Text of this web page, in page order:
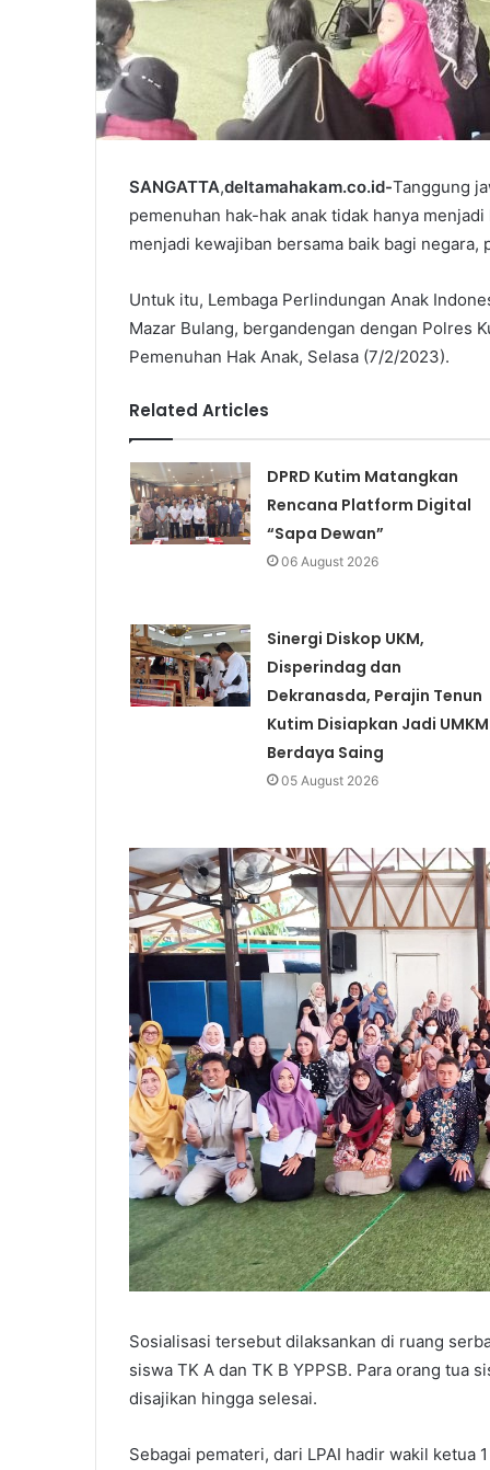
SANGATTA,deltamahakam.co.id-Tanggung
pemenuhan hak-hak anak tidak hanya
menjadi kewajiban bersama baik bagi negara,
Untuk itu, Lembaga Perlindungan Anak
Mazar Bulang, bergandengan dengan Polres
Pemenuhan Hak Anak, Selasa (7/2/2023).
Related Articles
DPRD Kutim Matangkan
Rencana Platform Digital
“Sapa Dewan”
06 August 2026
Sinergi Diskop UKM,
Disperindag dan
Dekranasda, Perajin Tenun
Kutim Disiapkan Jadi UMKM
Berdaya Saing
05 August 2026
Sosialisasi tersebut dilaksankan di ruang
siswa TK A dan TK B YPPSB. Para orang tua
disajikan hingga selesai.
Sebagai pemateri, dari LPAI hadir wakil ketua